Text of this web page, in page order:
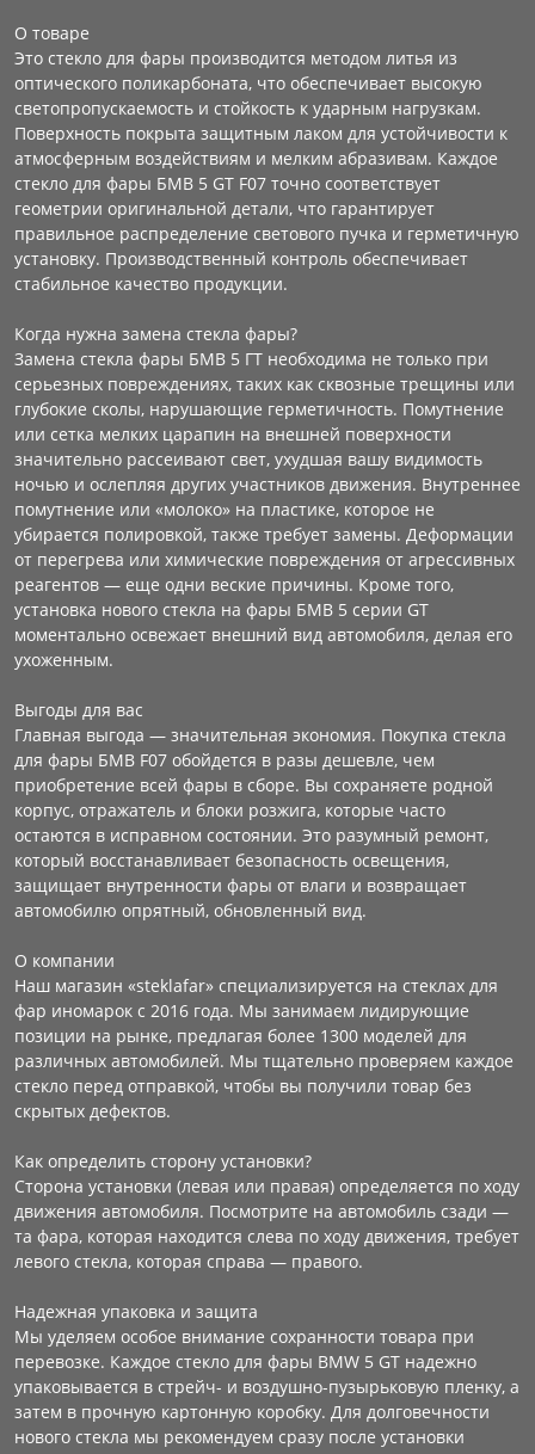
О товаре
Это стекло для фары производится методом литья из
оптического поликарбоната, что обеспечивает высокую
светопропускаемость и стойкость к ударным нагрузкам.
Поверхность покрыта защитным лаком для устойчивости к
атмосферным воздействиям и мелким абразивам. Каждое
стекло для фары БМВ 5 GT F07 точно соответствует
геометрии оригинальной детали, что гарантирует
правильное распределение светового пучка и герметичную
установку. Производственный контроль обеспечивает
стабильное качество продукции.
Когда нужна замена стекла фары?
Замена стекла фары БМВ 5 ГТ необходима не только при
серьезных повреждениях, таких как сквозные трещины или
глубокие сколы, нарушающие герметичность. Помутнение
или сетка мелких царапин на внешней поверхности
значительно рассеивают свет, ухудшая вашу видимость
ночью и ослепляя других участников движения. Внутреннее
помутнение или «молоко» на пластике, которое не
убирается полировкой, также требует замены. Деформации
от перегрева или химические повреждения от агрессивных
реагентов — еще одни веские причины. Кроме того,
установка нового стекла на фары БМВ 5 серии GT
моментально освежает внешний вид автомобиля, делая его
ухоженным.
Выгоды для вас
Главная выгода — значительная экономия. Покупка стекла
для фары БМВ F07 обойдется в разы дешевле, чем
приобретение всей фары в сборе. Вы сохраняете родной
корпус, отражатель и блоки розжига, которые часто
остаются в исправном состоянии. Это разумный ремонт,
который восстанавливает безопасность освещения,
защищает внутренности фары от влаги и возвращает
автомобилю опрятный, обновленный вид.
О компании
Наш магазин «steklafar» специализируется на стеклах для
фар иномарок с 2016 года. Мы занимаем лидирующие
позиции на рынке, предлагая более 1300 моделей для
различных автомобилей. Мы тщательно проверяем каждое
стекло перед отправкой, чтобы вы получили товар без
скрытых дефектов.
Как определить сторону установки?
Сторона установки (левая или правая) определяется по ходу
движения автомобиля. Посмотрите на автомобиль сзади —
та фара, которая находится слева по ходу движения, требует
левого стекла, которая справа — правого.
Надежная упаковка и защита
Мы уделяем особое внимание сохранности товара при
перевозке. Каждое стекло для фары BMW 5 GT надежно
упаковывается в стрейч- и воздушно-пузырьковую пленку, а
затем в прочную картонную коробку. Для долговечности
нового стекла мы рекомендуем сразу после установки